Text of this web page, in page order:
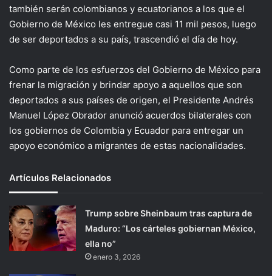
también serán colombianos y ecuatorianos a los que el
Gobierno de México les entregue casi 11 mil pesos, luego
de ser deportados a su país, trascendió el día de hoy.
Como parte de los esfuerzos del Gobierno de México para
frenar la migración y brindar apoyo a aquellos que son
deportados a sus países de origen, el Presidente Andrés
Manuel López Obrador anunció acuerdos bilaterales con
los gobiernos de Colombia y Ecuador para entregar un
apoyo económico a migrantes de estas nacionalidades.
Artículos Relacionados
Trump sobre Sheinbaum tras captura de
Maduro: “Los cárteles gobiernan México,
ella no”
enero 3, 2026